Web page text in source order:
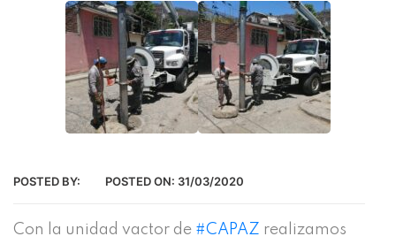
POSTED BY: POSTED ON: 31/03/2020
Con la unidad vactor de #CAPAZ realizamos